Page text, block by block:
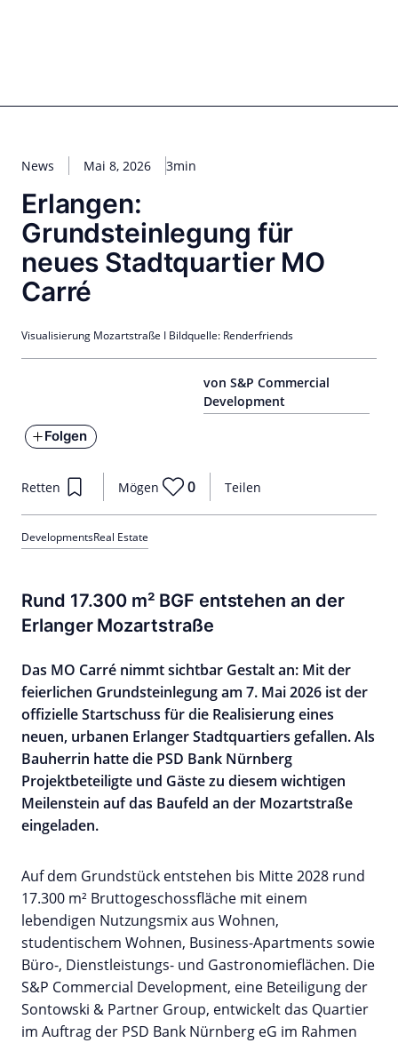
News Mai 8, 2026 3min
Erlangen:
Grundsteinlegung für
neues Stadtquartier MO
Carré
von S&P Commercial
Development
Folgen
Teilen
Retten Mögen 0
DevelopmentsReal Estate
Visualisierung Mozartstraße I Bildquelle: Renderfriends
Rund 17.300 m² BGF entstehen an der
Erlanger Mozartstraße
Das MO Carré nimmt sichtbar Gestalt an: Mit der
feierlichen Grundsteinlegung am 7. Mai 2026 ist der
offizielle Startschuss für die Realisierung eines
neuen, urbanen Erlanger Stadtquartiers gefallen. Als
Bauherrin hatte die PSD Bank Nürnberg
Projektbeteiligte und Gäste zu diesem wichtigen
Meilenstein auf das Baufeld an der Mozartstraße
eingeladen.
Auf dem Grundstück entstehen bis Mitte 2028 rund
17.300 m² Bruttogeschossfläche mit einem
lebendigen Nutzungsmix aus Wohnen,
studentischem Wohnen, Business-Apartments sowie
Büro-, Dienstleistungs- und Gastronomieflächen. Die
S&P Commercial Development, eine Beteiligung der
Sontowski & Partner Group, entwickelt das Quartier
im Auftrag der PSD Bank Nürnberg eG im Rahmen